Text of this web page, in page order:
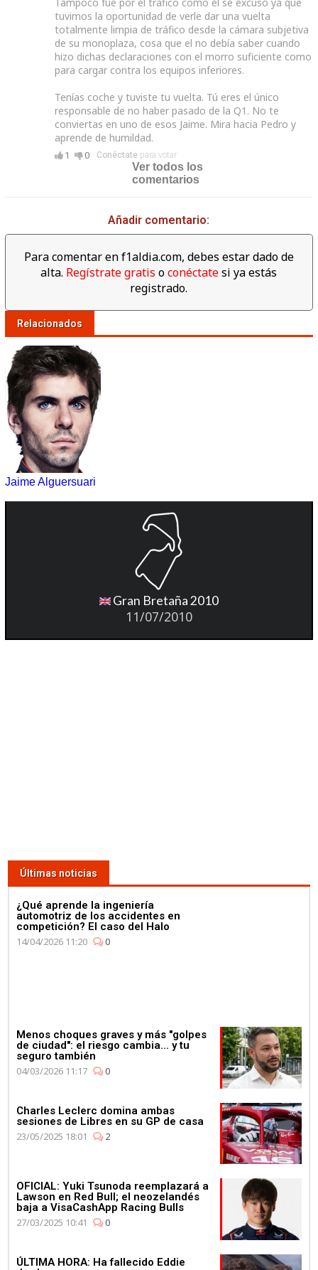
Tampoco fue por el tráfico como él se excusó ya que
tuvimos la oportunidad de verle dar una vuelta
totalmente limpia de tráfico desde la cámara subjetiva
de su monoplaza, cosa que el no debía saber cuando
hizo dichas declaraciones con el morro suficiente como
para cargar contra los equipos inferiores.
Tenías coche y tuviste tu vuelta. Tú eres el único
responsable de no haber pasado de la Q1. No te
conviertas en uno de esos Jaime. Mira hacia Pedro y
aprende de humildad.
1 0 Conéctatepara votar
Ver todos los
comentarios
Añadir comentario:
Para comentar en f1aldia.com, debes estar dado de
alta. Regístrate gratis oconéctatesi ya estás
registrado.
Relacionados
Jaime Alguersuari
Gran Bretaña 2010
11/07/2010
Últimas noticias
¿Qué aprende la ingeniería
automotriz de los accidentes en
competición? El caso del Halo
14/04/2026 11:20
0
Menos choques graves y más "golpes
de ciudad": el riesgo cambia... y tu
seguro también
04/03/2026 11:17
0
Charles Leclerc domina ambas
sesiones de Libres en su GP de casa
23/05/2025 18:01
2
OFICIAL: Yuki Tsunoda reemplazará a
Lawson en Red Bull; el neozelandés
baja a VisaCashApp Racing Bulls
27/03/2025 10:41
0
ÚLTIMA HORA: Ha fallecido Eddie